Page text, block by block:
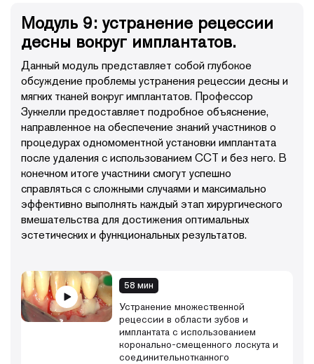
Модуль 9: устранение рецессии
десны вокруг имплантатов.
Данный модуль представляет собой глубокое
обсуждение проблемы устранения рецессии десны и
мягких тканей вокруг имплантатов. Профессор
Зуккелли предоставляет подробное объяснение,
направленное на обеспечение знаний участников о
процедурах одномоментной установки имплантата
после удаления с использованием ССТ и без него. В
конечном итоге участники смогут успешно
справляться с сложными случаями и максимально
эффективно выполнять каждый этап хирургического
вмешательства для достижения оптимальных
эстетических и функциональных результатов.
58 мин
Устранение множественной
рецессии в области зубов и
имплантата с использованием
коронально-смещенного лоскута и
соединительнотканного